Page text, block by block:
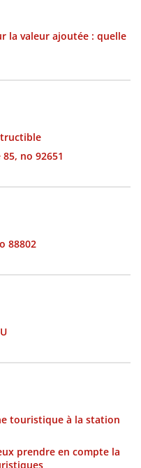
la valeur ajoutée : quelle
no 92651
88802
touristique à la station
prendre en compte la